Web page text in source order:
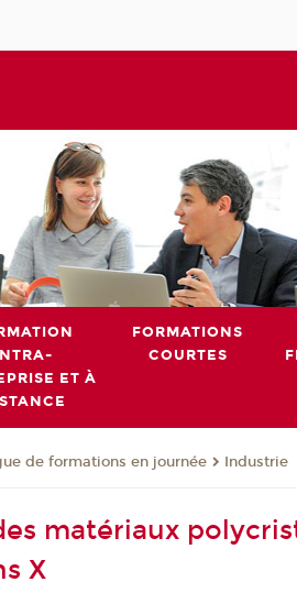
ET À
FORMATIONS
COURTES
de formations en journée Industrie
matériaux
X